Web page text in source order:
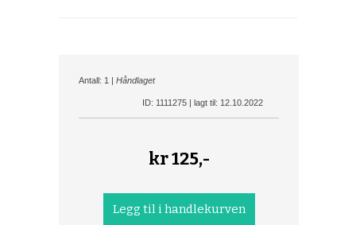
Antall: 1 | Håndlaget
ID: 1111275 | lagt til: 12.10.2022
kr125,-